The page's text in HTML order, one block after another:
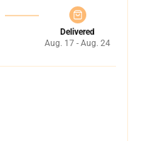
Delivered
Aug. 17 - Aug. 24